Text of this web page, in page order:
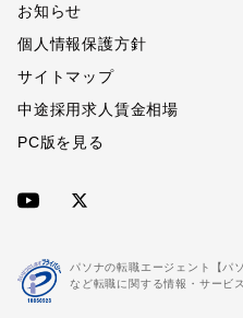
お知らせ
個人情報保護方針
サイトマップ
中途採用求人賃金相場
PC版を見る
パソナの転職エージェント【パ
など転職に関する情報・サービ